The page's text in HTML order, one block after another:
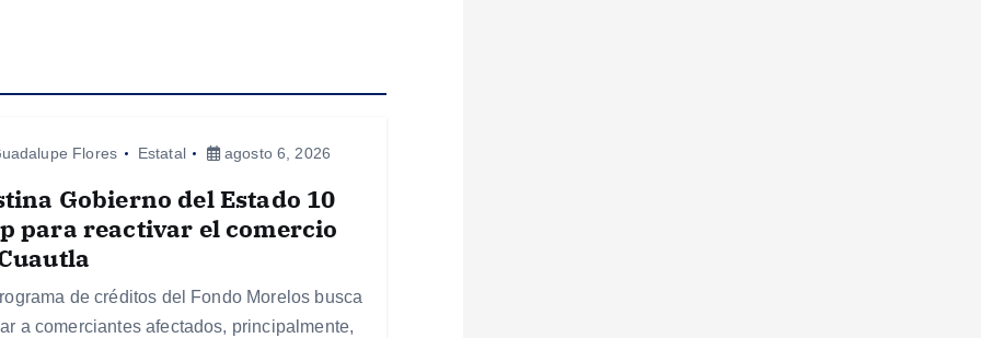
Flores Estatal agosto 6, 2026
Gobierno del Estado 10
para reactivar el comercio
de créditos del Fondo Morelos busca
a comerciantes afectados, principalmente,